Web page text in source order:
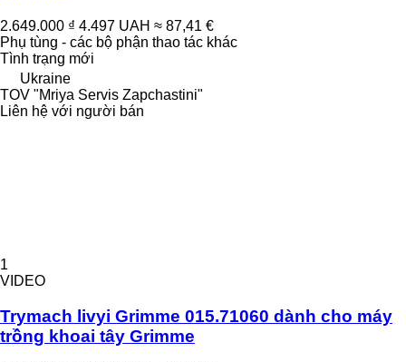
2.649.000 ₫ 4.497 UAH ≈ 87,41 €
Phụ tùng - các bộ phận thao tác khác
Tình trạng mới
Ukraine
TOV "Mriya Servis Zapchastini"
Liên hệ với người bán
1
VIDEO
Trymach livyi Grimme 015.71060 dành cho máy
trồng khoai tây Grimme